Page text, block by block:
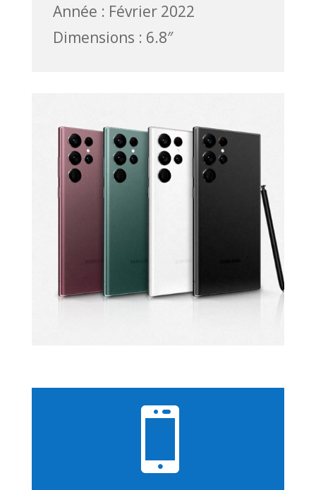
Année : Février 2022
Dimensions : 6.8″
